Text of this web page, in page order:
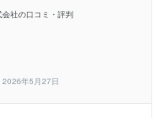
社の口コミ・評判
2026年5月27日